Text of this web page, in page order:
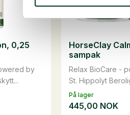
by
0,25
På lager
Relax BioCare -
St. Hippolyt
HorseClay
sampak
445,00 NOK